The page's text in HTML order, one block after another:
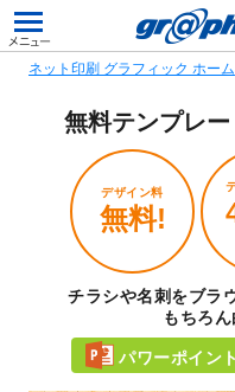
ネット印刷 グラフィック ホーム
無料テンプレ
デザイン料
無料!
チラシや名刺をブラ
もちろ
パワーポイン